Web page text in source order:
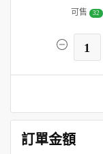
可售 32
1
訂單金額